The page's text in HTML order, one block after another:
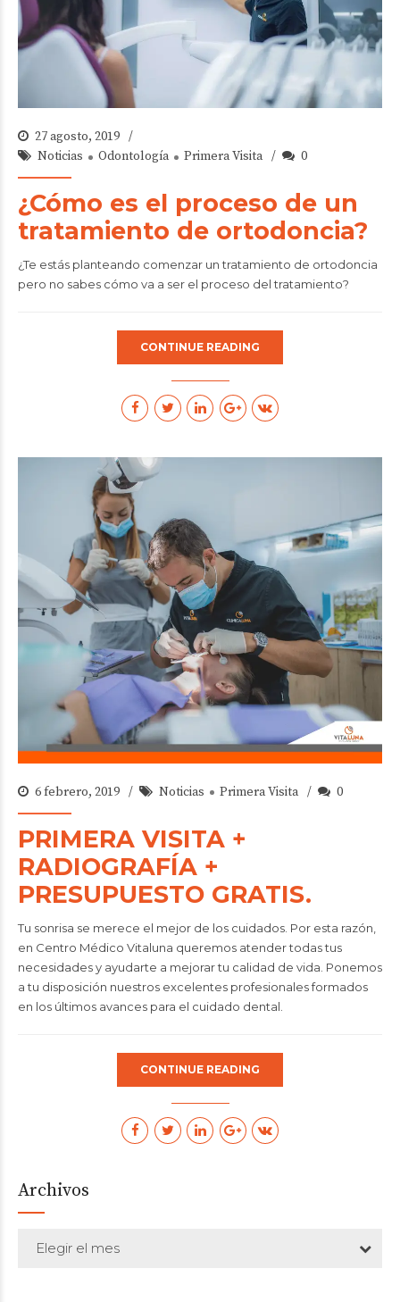
27 agosto, 2019
Noticias
Odontología Primera Visita 0
¿Cómo es el proceso de un
tratamiento de ortodoncia?
¿Te estás planteando comenzar un tratamiento de ortodoncia
pero no sabes cómo va a ser el proceso del tratamiento?
CONTINUE READING
6 febrero, 2019 Noticias Primera Visita 0
PRIMERA VISITA +
RADIOGRAFÍA +
PRESUPUESTO GRATIS.
Tu sonrisa se merece el mejor de los cuidados. Por esta razón,
en Centro Médico Vitaluna queremos atender todas tus
necesidades y ayudarte a mejorar tu calidad de vida. Ponemos
a tu disposición nuestros excelentes profesionales formados
en los últimos avances para el cuidado dental.
CONTINUE READING
Archivos
Elegir el mes